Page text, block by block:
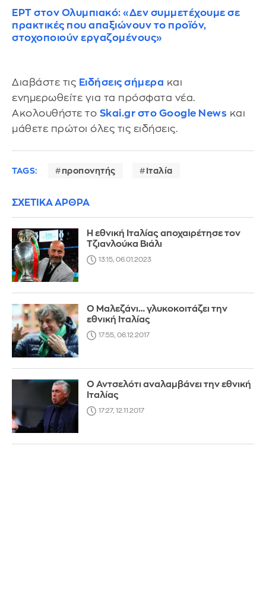
ΕΡΤ στον Ολυμπιακό: «Δεν συμμετέχουμε σε
πρακτικές που απαξιώνουν το προϊόν,
στοχοποιούν εργαζομένους»
Διαβάστε τις Ειδήσεις σήμερα και
ενημερωθείτε για τα πρόσφατα νέα.
Ακολουθήστε το Skai.gr στο Google News και
μάθετε πρώτοι όλες τις ειδήσεις.
TAGS: προπονητής Ιταλία
ΣΧΕΤΙΚΑ ΑΡΘΡΑ
Η εθνική Ιταλίας αποχαιρέτησε τον
Τζιανλούκα Βιάλι
13:15, 06.01.2023
Ο Μαλεζάνι… γλυκοκοιτάζει την
εθνική Ιταλίας
17:55, 06.12.2017
Ο Αντσελότι αναλαμβάνει την εθνική
Ιταλίας
17:27, 12.11.2017